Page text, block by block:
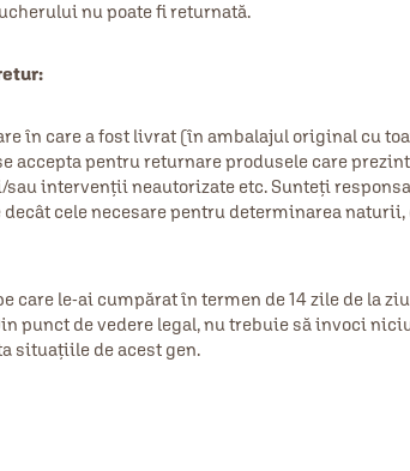
nu poate fi returnată.
în care a fost livrat (în ambalajul original cu
accepta pentru returnare produsele care
intervenții neautorizate etc. Sunteţi
cele necesare pentru determinarea
care le-ai cumpărat în termen de 14 zile de la
punct de vedere legal, nu trebuie să invoci
situaţiile de acest gen.